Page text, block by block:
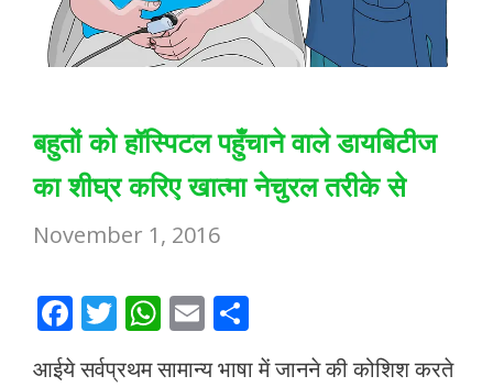
बहुतों को हॉस्पिटल पहुँचाने वाले डायबिटीज
का शीघ्र करिए खात्मा नेचुरल तरीके से
November 1, 2016
F
ac
T W E
h
आईये सर्वप्रथम सामान्य भाषा में जानने की कोशिश करते